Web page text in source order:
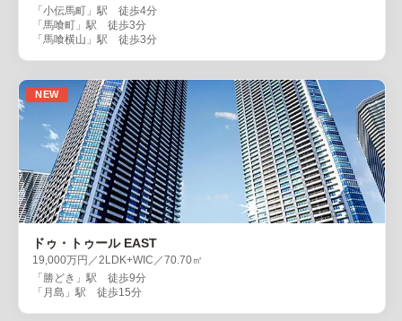
「小伝馬町」駅 徒歩4分
「馬喰町」駅 徒歩3分
「馬喰横山」駅 徒歩3分
NEW
ドゥ・トゥール EAST
19,000万円／2LDK+WIC／70.70㎡
「勝どき」駅 徒歩9分
「月島」駅 徒歩15分